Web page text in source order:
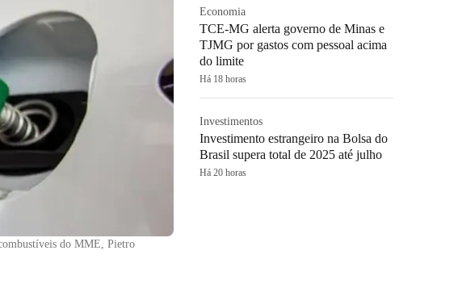
do MME, Pietro
Economia
TCE-MG alerta governo de Minas e
TJMG por gastos com pessoal acima
do limite
Há 18 horas
Investimentos
Investimento estrangeiro na Bolsa do
Brasil supera total de 2025 até julho
Há 20 horas